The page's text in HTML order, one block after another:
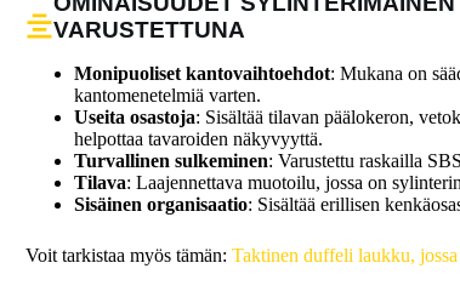
VARUSTETTUNA
Monipuoliset kantovaihtoehdot: Mukana on
kantomenetelmiä varten.
Useita osastoja: Sisältää tilavan päälokeron,
helpottaa tavaroiden näkyvyyttä.
Turvallinen sulkeminen: Varustettu raskailla
Tilava: Laajennettava muotoilu, jossa on
Sisäinen organisaatio: Sisältää erillisen
Voit tarkistaa myös tämän: Taktinen duffeli laukku,